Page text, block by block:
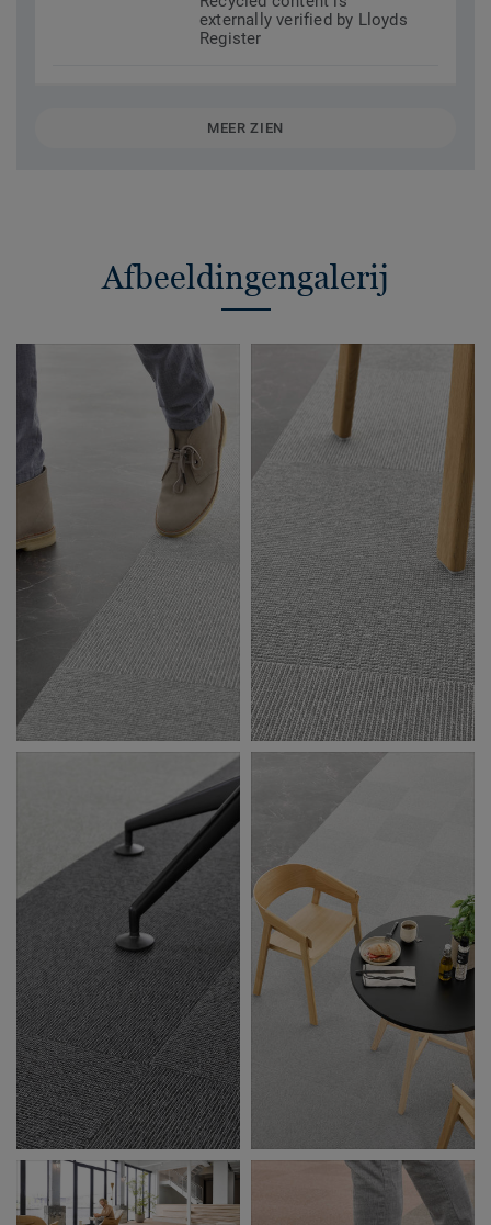
externally verified by Lloyds
Register
MEER ZIEN
Afbeeldingengalerij